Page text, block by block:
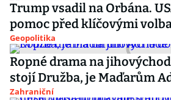
Trump vsadil na Orbána.
pomoc před klíčovými
Geopolitika
Ropné drama na
stojí Družba, je Maďarům
Zahraniční